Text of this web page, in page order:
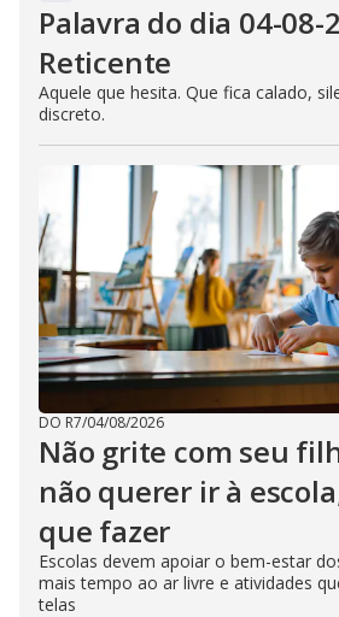
Palavra do dia 04-08-
Reticente
Aquele que hesita. Que fica calado,
discreto.
DO R7/04/08/2026
Não grite com seu
não querer ir à
que fazer
Escolas devem apoiar o bem-estar
mais tempo ao ar livre e atividades
telas